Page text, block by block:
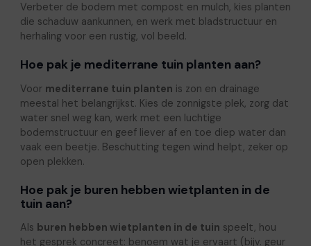
Verbeter de bodem met compost en mulch, kies planten
die schaduw aankunnen, en werk met bladstructuur en
herhaling voor een rustig, vol beeld.
Hoe pak je mediterrane tuin planten aan?
Voor mediterrane tuin planten is zon en drainage
meestal het belangrijkst. Kies de zonnigste plek, zorg dat
water snel weg kan, werk met een luchtige
bodemstructuur en geef liever af en toe diep water dan
vaak een beetje. Beschutting tegen wind helpt, zeker op
open plekken.
Hoe pak je buren hebben wietplanten in de
tuin aan?
Als buren hebben wietplanten in de tuin speelt, hou
het gesprek concreet: benoem wat je ervaart (bijv. geur